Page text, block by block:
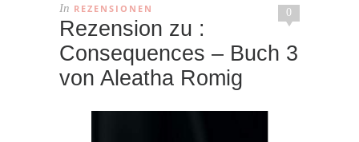
0
In REZENSIONEN
Rezension zu :
Consequences – Buch 3
von Aleatha Romig